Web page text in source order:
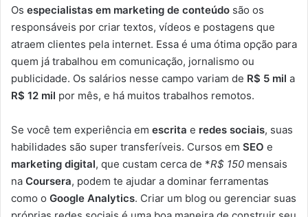
Os especialistas em marketing de conteúdo são os
responsáveis por criar textos, vídeos e postagens que
atraem clientes pela internet. Essa é uma ótima opção para
quem já trabalhou em comunicação, jornalismo ou
publicidade. Os salários nesse campo variam de R$ 5 mil a
R$ 12 mil por mês, e há muitos trabalhos remotos.
Se você tem experiência em escrita e redes sociais, suas
habilidades são super transferíveis. Cursos em SEO e
marketing digital, que custam cerca de *R$ 150 mensais
na Coursera, podem te ajudar a dominar ferramentas
como o Google Analytics. Criar um blog ou gerenciar suas